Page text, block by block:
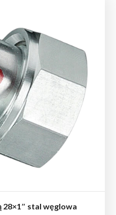
28×1″ stal węglowa